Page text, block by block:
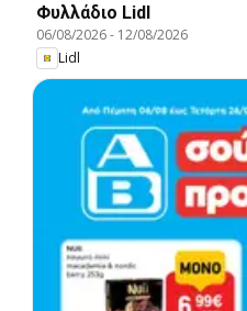
Φυλλάδιο Lidl
06/08/2026- 12/08/2026
Lidl